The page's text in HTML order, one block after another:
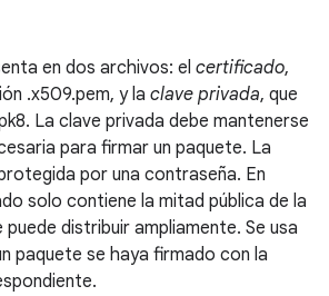
en dos archivos: el certificado,
.x509.pem, y la clave privada, que
La clave privada debe mantenerse
para firmar un paquete. La
por una contraseña. En
solo contiene la mitad pública de la
distribuir ampliamente. Se usa
paquete se haya firmado con la